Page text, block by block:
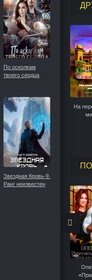
На
По осколкам
твоего сердца
Звездная Кровь-9.
Ранг неизвестен